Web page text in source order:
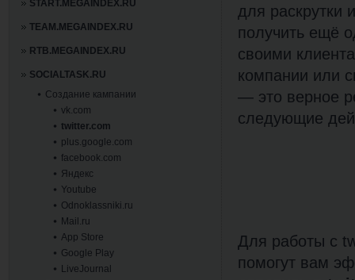
START.MEGAINDEX.RU
TEAM.MEGAINDEX.RU
RTB.MEGAINDEX.RU
SOCIALTASK.RU
Создание кампании
vk.com
twitter.com
plus.google.com
facebook.com
Яндекс
Youtube
Odnoklassniki.ru
Mail.ru
App Store
Google Play
LiveJournal
для раскрутки
получить ещё
своими
компании или
— это верное
следующие
Для работы с
помогут вам